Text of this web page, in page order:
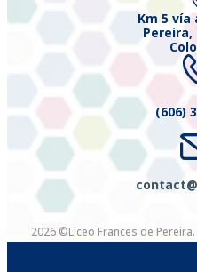
Km 5 vía
Pereira,
(606)
2026 ©Liceo Frances de